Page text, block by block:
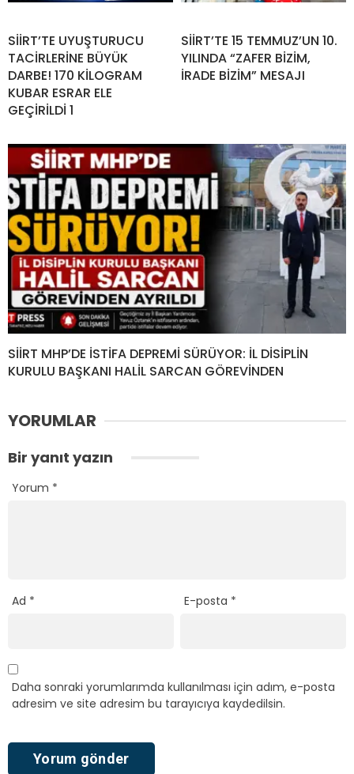
SİİRT’TE UYUŞTURUCU
TACİRLERİNE BÜYÜK
DARBE! 170 KİLOGRAM
KUBAR ESRAR ELE
GEÇİRİLDİ 1
SİİRT’TE 15 TEMMUZ’UN 10.
YILINDA “ZAFER BİZİM,
İRADE BİZİM” MESAJI
SİİRT MHP’DE İSTİFA DEPREMİ SÜRÜYOR: İL DİSİPLİN
KURULU BAŞKANI HALİL SARCAN GÖREVİNDEN
YORUMLAR
Bir yanıt yazın
Yorum *
Ad * E-posta *
Daha sonraki yorumlarımda kullanılması için adım, e-posta
adresim ve site adresim bu tarayıcıya kaydedilsin.